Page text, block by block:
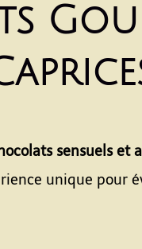
sensuels et
unique pour